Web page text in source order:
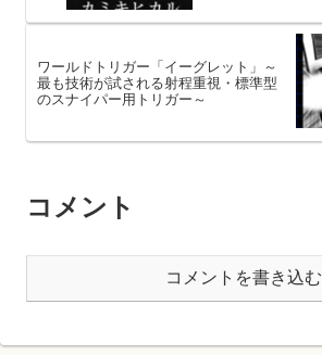
ワールドトリガー「イーグレット」～
最も技術が試される射程重視・標準型
のスナイパー用トリガー～
コメント
コメントを書き込む